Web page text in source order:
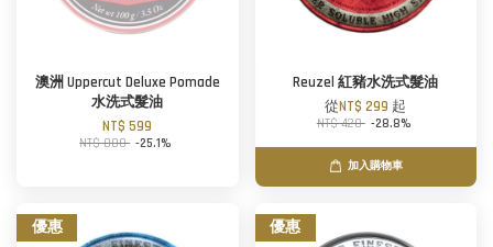
澳洲 Uppercut Deluxe Pomade
水洗式髮油
NT$ 599
NT$ 800 -25.1%
Reuzel 紅豬水洗式髮油
從NT$ 299 起
NT$ 420 -28.8%
加入購物車
優惠 優惠